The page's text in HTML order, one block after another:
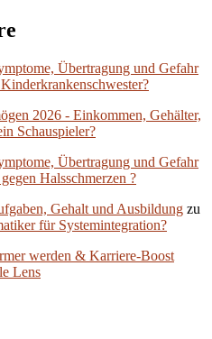
Übertragung und Gefahr
2026 - Einkommen, Gehälter,
Schauspieler?
Übertragung und Gefahr
Halsschmerzen ?
Gehalt und Ausbildung zu
für Systemintegration?
werden & Karriere-Boost
Lens